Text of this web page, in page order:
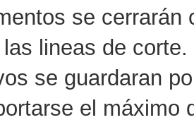
se
lineas de corte.
se guardaran
el máximo